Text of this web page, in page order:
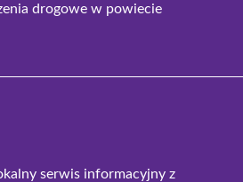
drogowe w powiecie
serwis informacyjny z